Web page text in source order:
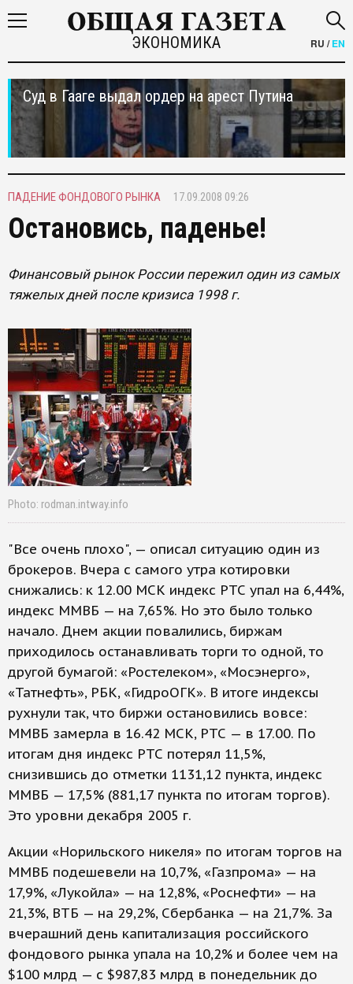
ЭКОНОМИКА RU /EN
Суд в Гааге выдал ордер на арест Путина
ПАДЕНИЕ ФОНДОВОГО РЫНКА 17.09.2008 09:26
Остановись, паденье!
Финансовый рынок России пережил один из самых
тяжелых дней после кризиса 1998 г.
Photo: rodman.intway.info
"Все очень плохо", — описал ситуацию один из
брокеров. Вчера с самого утра котировки
снижались: к 12.00 МСК индекс РТС упал на 6,44%,
индекс ММВБ — на 7,65%. Но это было только
начало. Днем акции повалились, биржам
приходилось останавливать торги то одной, то
другой бумагой: «Ростелеком», «Мосэнерго»,
«Татнефть», РБК, «ГидроОГК». В итоге индексы
рухнули так, что биржи остановились вовсе:
ММВБ замерла в 16.42 МСК, РТС — в 17.00. По
итогам дня индекс РТС потерял 11,5%,
снизившись до отметки 1131,12 пункта, индекс
ММВБ — 17,5% (881,17 пункта по итогам торгов).
Это уровни декабря 2005 г.
Акции «Норильского никеля» по итогам торгов на
ММВБ подешевели на 10,7%, «Газпрома» — на
17,9%, «Лукойла» — на 12,8%, «Роснефти» — на
21,3%, ВТБ — на 29,2%, Сбербанка — на 21,7%. За
вчерашний день капитализация российского
фондового рынка упала на 10,2% и более чем на
$100 млрд — с $987,83 млрд в понедельник до